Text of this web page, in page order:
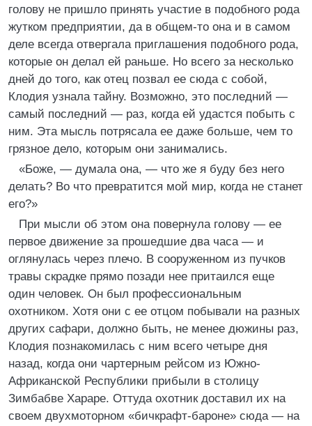
голову не пришло принять участие в подобного рода
жутком предприятии, да в общем-то она и в самом
деле всегда отвергала приглашения подобного рода,
которые он делал ей раньше. Но всего за несколько
дней до того, как отец позвал ее сюда с собой,
Клодия узнала тайну. Возможно, это последний —
самый последний — раз, когда ей удастся побыть с
ним. Эта мысль потрясала ее даже больше, чем то
грязное дело, которым они занимались.
«Боже, — думала она, — что же я буду без него
делать? Во что превратится мой мир, когда не станет
его?»
При мысли об этом она повернула голову — ее
первое движение за прошедшие два часа — и
оглянулась через плечо. В сооруженном из пучков
травы скрадке прямо позади нее притаился еще
один человек. Он был профессиональным
охотником. Хотя они с ее отцом побывали на разных
других сафари, должно быть, не менее дюжины раз,
Клодия познакомилась с ним всего четыре дня
назад, когда они чартерным рейсом из Южно-
Африканской Республики прибыли в столицу
Зимбабве Хараре. Оттуда охотник доставил их на
своем двухмоторном «бичкрафт-бароне» сюда — на